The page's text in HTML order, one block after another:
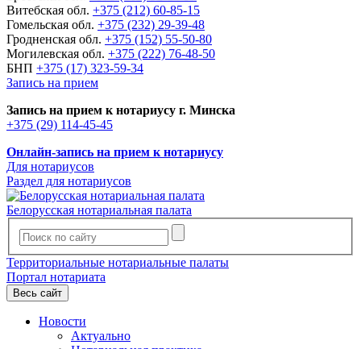
Витебская обл. +375 (212) 60-85-15
Гомельская обл. +375 (232) 29-39-48
Гродненская обл. +375 (152) 55-50-80
Могилевская обл. +375 (222) 76-48-50
БНП +375 (17) 323-59-34
Запись на прием
Запись на прием к нотариусу г. Минска
+375 (29) 114-45-45
Онлайн-запись на прием к нотариусу
Для нотариусов
Раздел для нотариусов
Белорусская нотариальная палата
Территориальные нотариальные палаты
Портал нотариата
Весь сайт
Новости
Актуально